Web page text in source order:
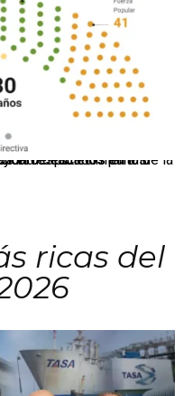
Generales 2026, tras el restablecimiento de la Bicameralidad.
ricas del